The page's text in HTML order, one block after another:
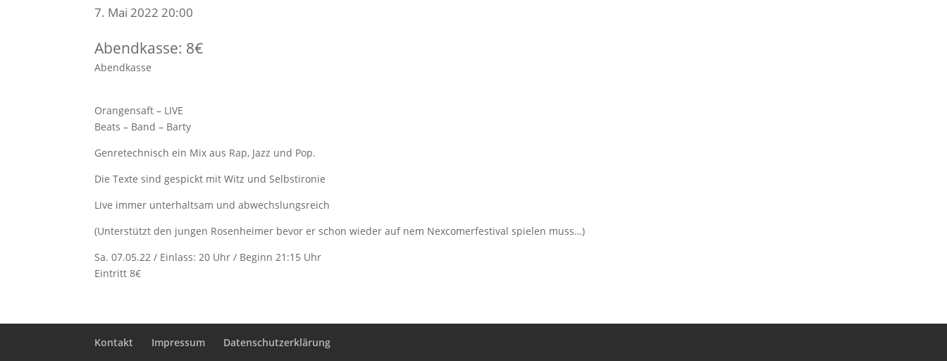
7. Mai 2022 20:00
Abendkasse: 8€
Abendkasse
Orangensaft – LIVE
Beats – Band – Barty
Genretechnisch ein Mix aus Rap, Jazz und Pop.
Die Texte sind gespickt mit Witz und Selbstironie
Live immer unterhaltsam und abwechslungsreich
(Unterstützt den jungen Rosenheimer bevor er schon wieder auf nem Nexcomerfestival spielen muss…)
Sa. 07.05.22 / Einlass: 20 Uhr / Beginn 21:15 Uhr
Eintritt 8€
Kontakt Impressum Datenschutzerklärung